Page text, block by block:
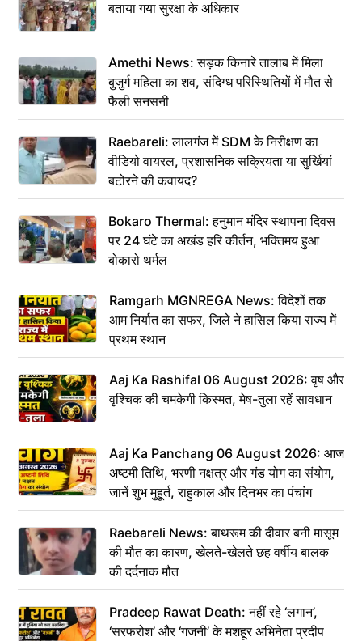
बताया गया सुरक्षा के अधिकार
Amethi News: सड़क किनारे तालाब में मिला
बुजुर्ग महिला का शव, संदिग्ध परिस्थितियों में मौत से
फैली सनसनी
Raebareli: लालगंज में SDM के निरीक्षण का
वीडियो वायरल, प्रशासनिक सक्रियता या सुर्खियां
बटोरने की कवायद?
Bokaro Thermal: हनुमान मंदिर स्थापना दिवस
पर 24 घंटे का अखंड हरि कीर्तन, भक्तिमय हुआ
बोकारो थर्मल
Ramgarh MGNREGA News: विदेशों तक
आम निर्यात का सफर, जिले ने हासिल किया राज्य में
प्रथम स्थान
Aaj Ka Rashifal 06 August 2026: वृष और
वृश्चिक की चमकेगी किस्मत, मेष-तुला रहें सावधान
Aaj Ka Panchang 06 August 2026: आज
अष्टमी तिथि, भरणी नक्षत्र और गंड योग का संयोग,
जानें शुभ मुहूर्त, राहुकाल और दिनभर का पंचांग
Raebareli News: बाथरूम की दीवार बनी मासूम
की मौत का कारण, खेलते-खेलते छह वर्षीय बालक
की दर्दनाक मौत
Pradeep Rawat Death: नहीं रहे ‘लगान’,
‘सरफरोश’ और ‘गजनी’ के मशहूर अभिनेता प्रदीप